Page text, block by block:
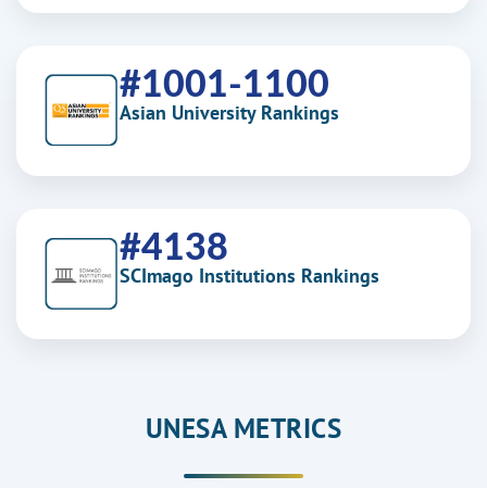
#1001-1100
Asian University Rankings
#4138
SCImago Institutions Rankings
UNESA METRICS